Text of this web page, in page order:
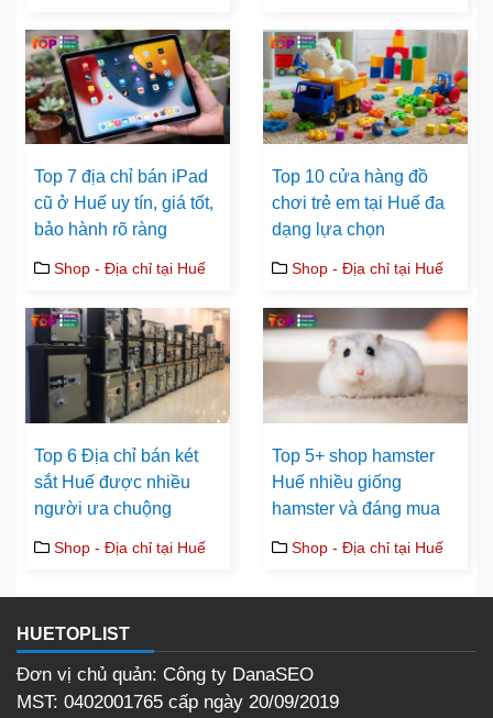
Top 7 địa chỉ bán iPad
cũ ở Huế uy tín, giá tốt,
bảo hành rõ ràng
Shop - Địa chỉ tại Huế
Top 10 cửa hàng đồ
chơi trẻ em tại Huế đa
dạng lựa chọn
Shop - Địa chỉ tại Huế
Top 6 Địa chỉ bán két
sắt Huế được nhiều
người ưa chuộng
Shop - Địa chỉ tại Huế
Top 5+ shop hamster
Huế nhiều giống
hamster và đáng mua
Shop - Địa chỉ tại Huế
HUETOPLIST
Đơn vị chủ quản: Công ty DanaSEO
MST: 0402001765 cấp ngày 20/09/2019